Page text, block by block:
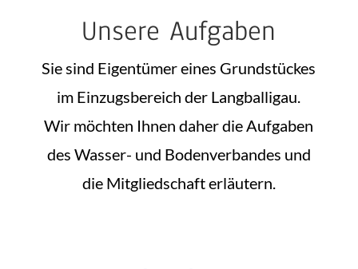
Unsere Aufgaben
Sie sind Eigentümer eines Grundstückes
im Einzugsbereich der Langballigau.
Wir möchten Ihnen daher die Aufgaben
des Wasser- und Bodenverbandes und
die Mitgliedschaft erläutern.